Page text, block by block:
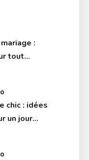
:
tout
chic : idées
un jour